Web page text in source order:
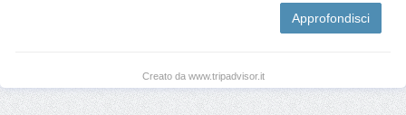
Approfondisci
Creato da www.tripadvisor.it